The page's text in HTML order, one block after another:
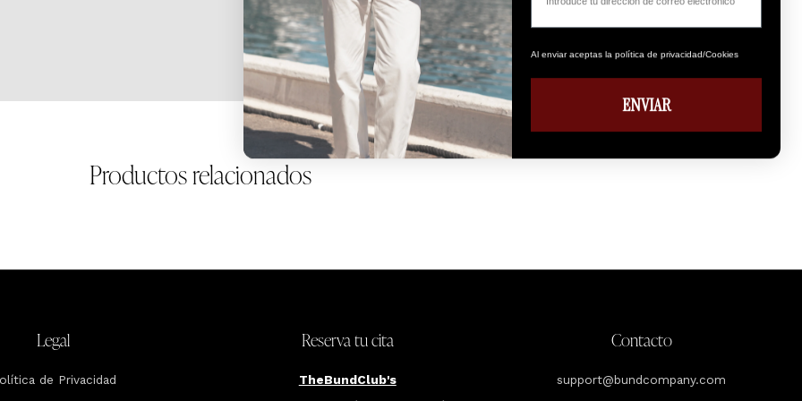
Productos relacionados
Legal
de Privacidad
Reserva tu cita
TheBundClub's
Contacto
support@bundcompany.com
Al enviar aceptas la política de privacidad/Cookies
ENVIAR